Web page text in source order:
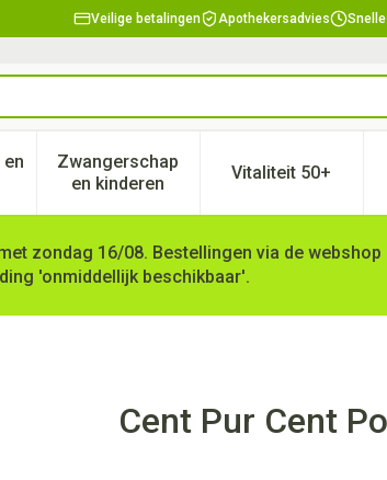
Veilige betalingen Apothekersadvies
verzorging en hygiëne categorie
voor Dieet, voeding en vitamines
Zwangerschap
en kinderenToon submenu voorVitaliteit 50+
Toon
zondag 16/08. Bestellingen via de
'onmiddellijk beschikbaar'.
BlondieCent Pur Cent